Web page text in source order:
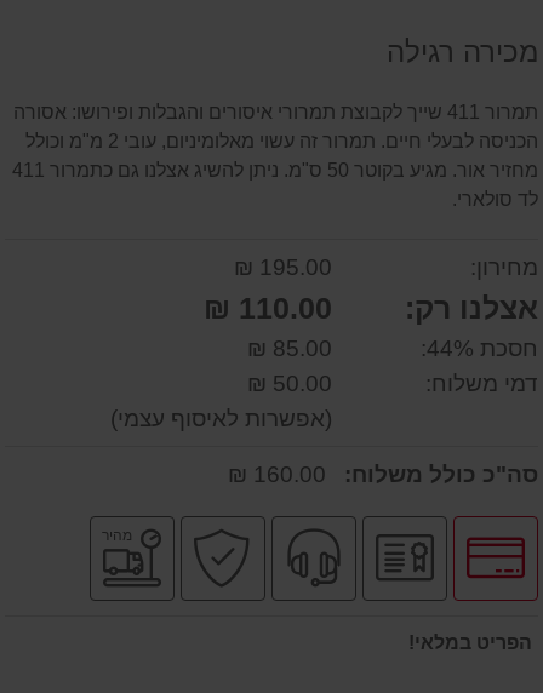
מכירה רגילה
תמרור 411 שייך לקבוצת תמרורי איסורים והגבלות ופירושו: אסורה
הכניסה לבעלי חיים. תמרור זה עשוי מאלומיניום, עובי 2 מ"מ וכולל
מחזיר אור. מגיע בקוטר 50 ס"מ. ניתן להשיג אצלנו גם כתמרור 411
לד סולארי.
מחירון: 195.00 ₪
אצלנו רק: 110.00 ₪
חסכת 44%:
85.00 ₪
דמי משלוח:
50.00 ₪
(אפשרות לאיסוף עצמי)
סה"כ כולל משלוח:
לחץ
לאפשרויות
תשלומים
יבואן
רשמי
שירות
מקצועי
קניה
בטוחה
מהיר
הפריט במלאי!